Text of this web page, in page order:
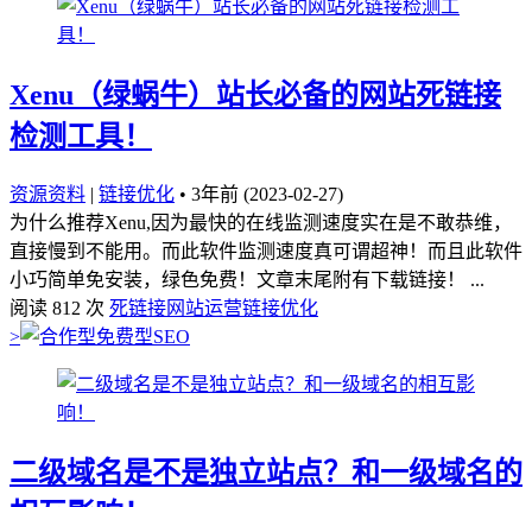
Xenu（绿蜗牛）站长必备的网站死链接
检测工具！
资源资料 | 链接优化 • 3年前 (2023-02-27)
为什么推荐Xenu,因为最快的在线监测速度实在是不敢恭维，
直接慢到不能用。而此软件监测速度真可谓超神！而且此软件
小巧简单免安装，绿色免费！文章末尾附有下载链接！ ...
阅读 812 次 死链接网站运营链接优化
>
二级域名是不是独立站点？和一级域名的